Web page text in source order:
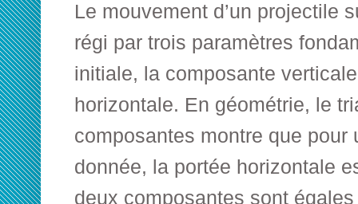
Le mouvement d’un projectile
régi par trois paramètres
initiale, la composante
horizontale. En géométrie, le
composantes montre que pour
donnée, la portée horizontale
deux composantes sont